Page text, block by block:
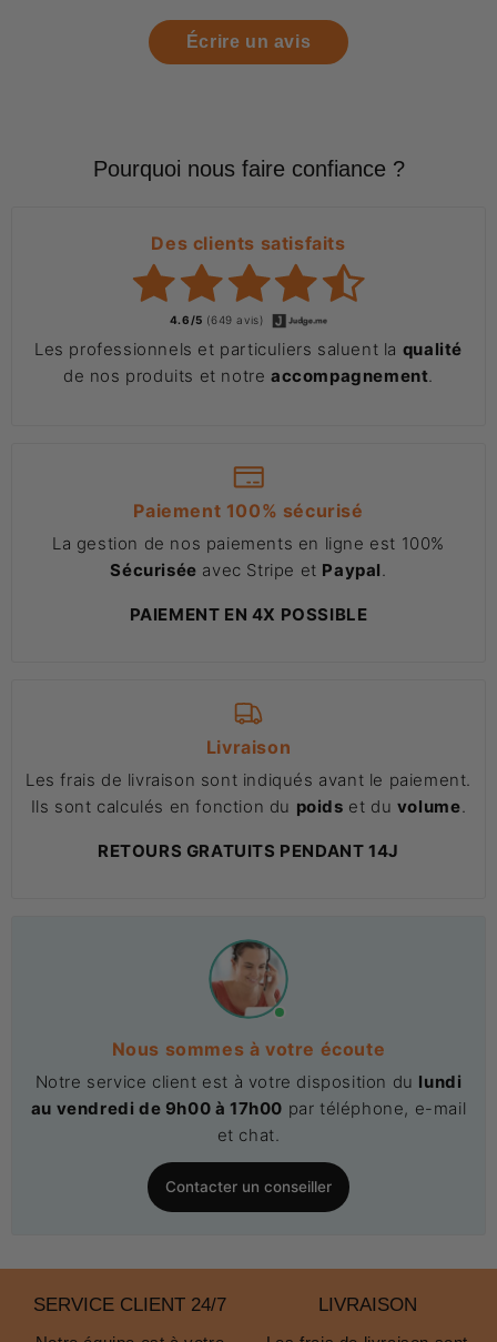
Écrire un avis
Pourquoi nous faire confiance ?
Des clients satisfaits
4.6/5 (649 avis)
Les professionnels et particuliers saluent la qualité
de nos produits et notre accompagnement.
Paiement 100% sécurisé
La gestion de nos paiements en ligne est 100%
Sécurisée avec Stripe et Paypal.
PAIEMENT EN 4X POSSIBLE
Livraison
Les frais de livraison sont indiqués avant le paiement.
Ils sont calculés en fonction du poids et du volume.
RETOURS GRATUITS PENDANT 14J
Nous sommes à votre écoute
Notre service client est à votre disposition du lundi
au vendredi de 9h00 à 17h00 par téléphone, e-mail
et chat.
Contacter un conseiller
SERVICE CLIENT 24/7 LIVRAISON